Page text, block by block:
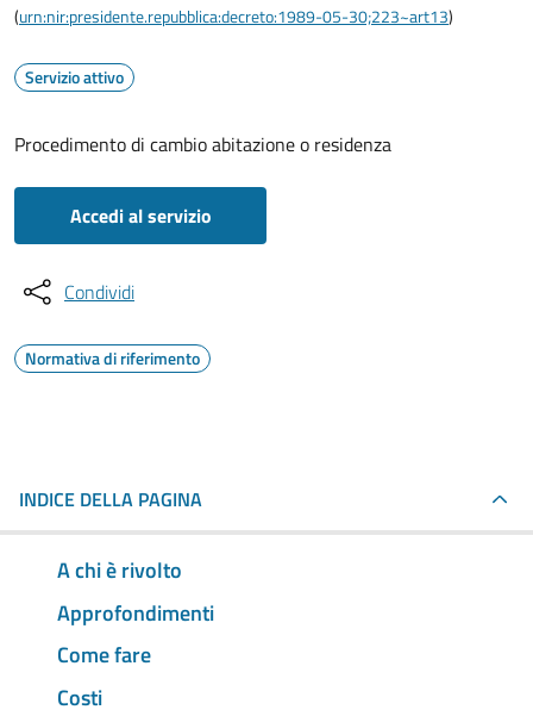
(urn:nir:presidente.repubblica:decreto:1989-05-30;223~art13)
Servizio attivo
Procedimento di cambio abitazione o residenza
Accedi al servizio
Condividi
Normativa di riferimento
INDICE DELLA PAGINA
A chi è rivolto
Approfondimenti
Come fare
Costi